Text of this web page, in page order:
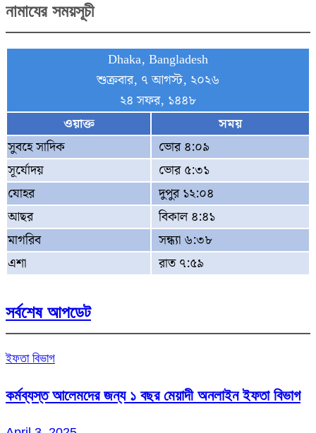
নামাযের সময়সূচী
Dhaka, Bangladesh
শুক্রবার, ৭ আগস্ট, ২০২৬
২৪ সফর, ১৪৪৮
ওয়াক্ত
সময়
সুবহে সাদিক
ভোর ৪:০৯
সূর্যোদয়
ভোর ৫:৩১
যোহর
দুপুর ১২:০৪
আছর
বিকাল ৪:৪১
মাগরিব
সন্ধ্যা ৬:৩৮
এশা
রাত ৭:৫৯
সর্বশেষ আপডেট
ইফতা বিভাগ
কর্মব্যস্ত আলেমদের জন্য ১ বছর মেয়াদী অনলাইন ইফতা বিভাগ